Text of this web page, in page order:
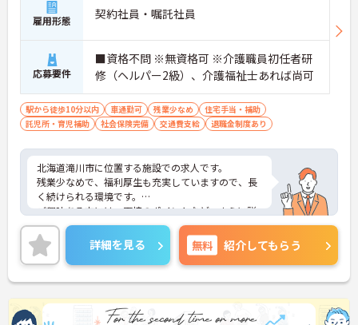
雇用形態 契約社員・嘱託社員
応募要件
■資格不問 ※無資格可 ※介護職員初任者研
修（ヘルパー2級）、介護福祉士あれば尚可
駅から徒歩10分以内 車通勤可 残業少なめ
住宅手当・補助
託児所・育児補助
社会保険完備 交通費支給 退職金制度あり
北海道滝川市に位置する施設での求人です。
残業少なめで、福利厚生も充実していますので、長
く続けられる環境です。
ご興味ある方には、面接のポイントなど、さらに詳
細をお話致しますのでお気軽にご相談ください。
詳細を見る 無料 紹介してもらう